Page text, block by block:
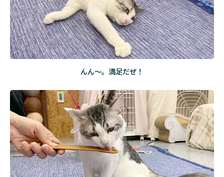
んん～。満足だぜ！